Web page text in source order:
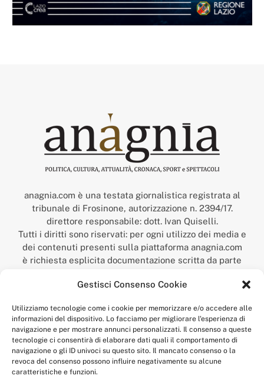
Gestisci Consenso Cookie
Utilizziamo tecnologie come i cookie per memorizzare e/o accedere alle
informazioni del dispositivo. Lo facciamo per migliorare l'esperienza di
navigazione e per mostrare annunci personalizzati. Il consenso a queste
tecnologie ci consentirà di elaborare dati quali il comportamento di
navigazione o gli ID univoci su questo sito. Il mancato consenso o la
revoca del consenso possono influire negativamente su alcune
caratteristiche e funzioni.
anagnia.com è una testata giornalistica registrata al
tribunale di Frosinone, autorizzazione n. 2394/17.
direttore responsabile: dott. Ivan Quiselli.
Tutti i diritti sono riservati: per ogni utilizzo dei media e
dei contenuti presenti sulla piattaforma anagnia.com
è richiesta esplicita documentazione scritta da parte
“Anagnia” è un marchio registrato presso l’Ufficio Italiano
Economico,
num. registrazione: 302017000014044 del 9 febbraio 2017.
Per contatti:redazione@anagnia.com